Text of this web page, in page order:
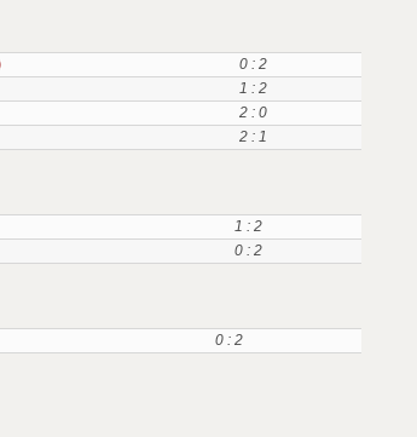
0 : 2
1 : 2
2 : 0
2 : 1
1 : 2
0 : 2
0 : 2